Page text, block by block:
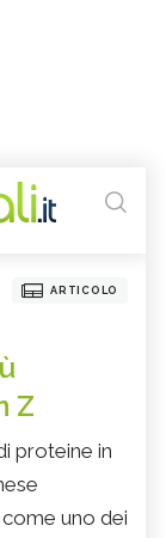
ARTICOLO
Z
proteine in
uno dei